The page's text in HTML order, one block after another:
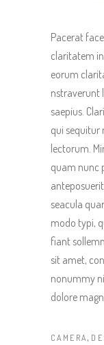
Pacerat
claritatem
eorum
nstraverunt
saepius.
qui
lectorum.
quam nunc
seacula
modo typi,
fiant
sit amet,
nonummy
dolore
CAMERA,